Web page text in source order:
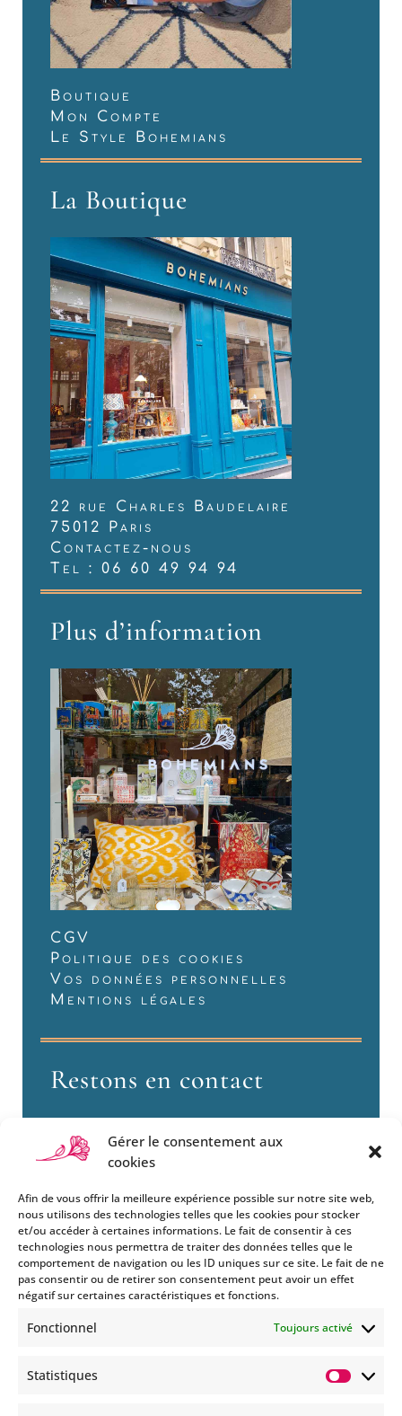
Gérer le consentement aux
cookies
Afin de vous offrir la meilleure expérience possible sur notre site web,
nous utilisons des technologies telles que les cookies pour stocker
et/ou accéder à certaines informations. Le fait de consentir à ces
technologies nous permettra de traiter des données telles que le
comportement de navigation ou les ID uniques sur ce site. Le fait de ne
pas consentir ou de retirer son consentement peut avoir un effet
négatif sur certaines caractéristiques et fonctions.
Fonctionnel Toujours activé
Statistiques
Boutique
Mon Compte
Le Style Bohemians
La Boutique
22 rue Charles Baudelaire
75012 Paris
Contactez-nous
Tel : 06 60 49 94 94
Plus d’information
CGV
Politique des cookies
Vos données personnelles
Mentions légales
Restons en contact
Si vous souhaitez être informés
des nouveautés et évènements
que nous organisons
abonnez-vous à notre
de nos MMS.